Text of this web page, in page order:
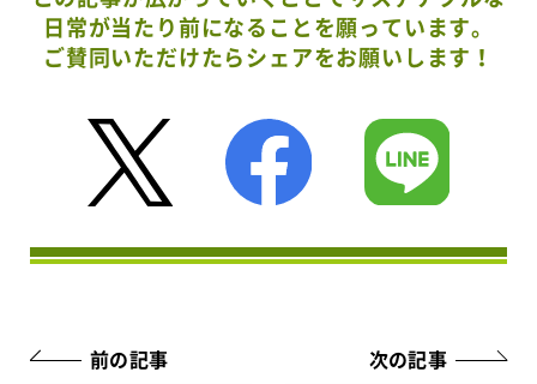
日常が当たり前になることを願っています。
ご賛同いただけたらシェアをお願いします！
前の記事 次の記事